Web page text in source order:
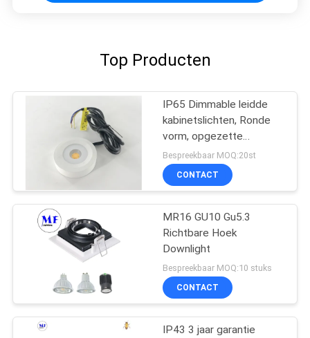
Top Producten
IP65 Dimmable leidde
kabinetslichten, Ronde
vorm, opgezette
minidownlights van 3W
oppervlakte
Bespreekbaar MOQ:20st
CONTACT
MR16 GU10 Gu5.3
Richtbare Hoek
Downlight
Bespreekbaar MOQ:10 stuks
CONTACT
IP43 3 jaar garantie